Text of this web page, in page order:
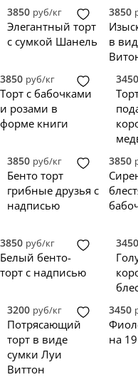
Сначала дорогие
Новинки
Бордовый
Голубой
Желтый
Золотой
Красный
Розовый
Синий
Черно-
Черно-
Черный
Градиент
3850 руб/кг
Элегантный торт
с сумкой Шанель
3850
в
3850 руб/кг
Торт с бабочками
и розами в
форме книги
3450
3850 руб/кг
Бенто торт
грибные друзья с
надписью
3850
3850 руб/кг
Белый бенто-
торт с надписью
3450
3200 руб/кг
Потрясающий
торт в виде
сумки Луи
Виттон
3450
на